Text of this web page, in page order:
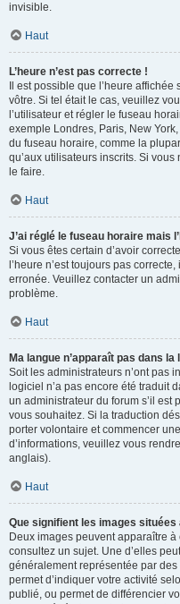
invisible.
Haut
L’heure n’est pas correcte !
Il est possible que l’heure
vôtre. Si tel était le cas, veuillez
l’utilisateur et régler le fuseau
exemple Londres, Paris, New
du fuseau horaire, comme la
qu’aux utilisateurs inscrits. Si vous
le faire.
Haut
J’ai réglé le fuseau horaire mais
Si vous êtes certain d’avoir
l’heure n’est toujours pas
erronée. Veuillez contacter un
problème.
Haut
Ma langue n’apparaît pas dans la
Soit les administrateurs n’ont pas
logiciel n’a pas encore été traduit
un administrateur du forum s’il est
vous souhaitez. Si la traduction
porter volontaire et commencer
d’informations, veuillez vous
anglais).
Haut
Que signifient les images situées
Deux images peuvent apparaître
consultez un sujet. Une d’elles
généralement représentée par
permet d’indiquer votre activité
publié, ou permet de différencier